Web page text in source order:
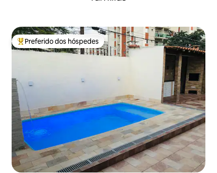
Entre os melhores preferidos dos hóspedes
Preferido dos hóspedes